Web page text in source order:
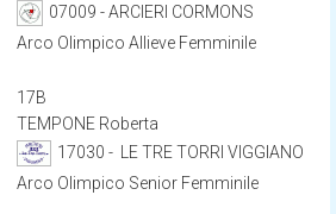
07009 - ARCIERI CORMONS
Arco Olimpico Allieve Femminile
17B
TEMPONE Roberta
17030 - LE TRE TORRI VIGGIANO
Arco Olimpico Senior Femminile